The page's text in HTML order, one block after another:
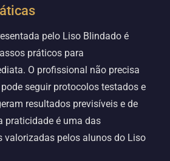
pelo Liso Blindado é
práticos para
O profissional não precisa
seguir protocolos testados e
resultados previsíveis e de
praticidade é uma das
valorizadas pelos alunos do Liso